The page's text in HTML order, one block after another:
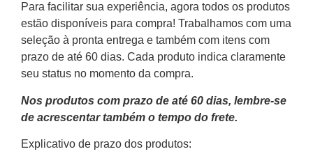
Para facilitar sua experiência, agora todos os produtos
estão disponíveis para compra! Trabalhamos com uma
seleção à pronta entrega e também com itens com
prazo de até 60 dias. Cada produto indica claramente
seu status no momento da compra.
Nos produtos com prazo de até 60 dias, lembre-se
de acrescentar também o tempo do frete.
Explicativo de prazo dos produtos: